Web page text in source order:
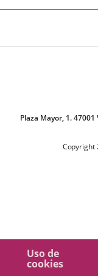
Uso de
cookies
Plaza Mayor, 1.
Copyright